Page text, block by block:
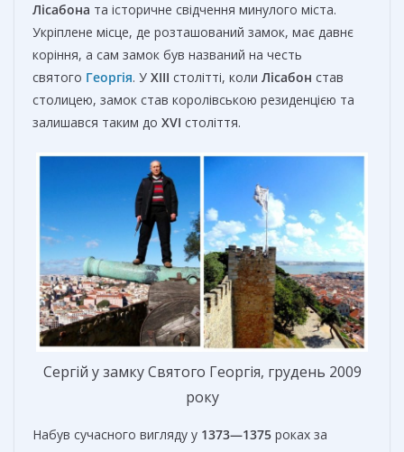
Лісабона та історичне свідчення минулого міста.
Укріплене місце, де розташований замок, має давнє
коріння, а сам замок був названий на честь
святого Георгія. У XIII столітті, коли Лісабон став
столицею, замок став королівською резиденцією та
залишався таким до XVI століття.
Сергій у замку Святого Георгія, грудень 2009
року
Набув сучасного вигляду у 1373—1375 роках за